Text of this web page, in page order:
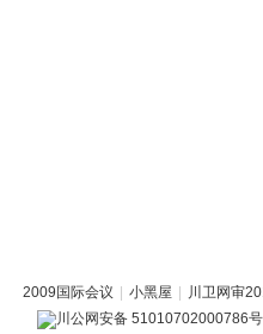
2009国际会议 小黑屋 川卫网审
川公网安备 51010702000786号